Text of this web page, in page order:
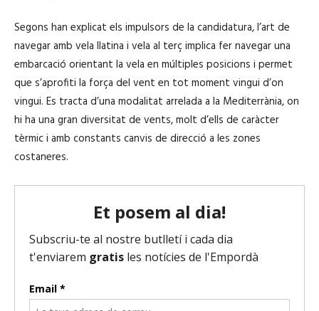
Segons han explicat els impulsors de la candidatura, l’art de
navegar amb vela llatina i vela al terç implica fer navegar una
embarcació orientant la vela en múltiples posicions i permet
que s’aprofiti la força del vent en tot moment vingui d’on
vingui. Es tracta d’una modalitat arrelada a la Mediterrània, on
hi ha una gran diversitat de vents, molt d’ells de caràcter
tèrmic i amb constants canvis de direcció a les zones
costaneres.